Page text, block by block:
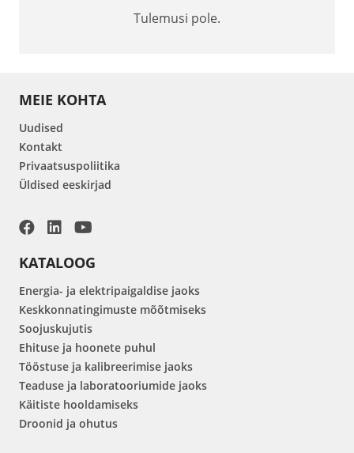
Tulemusi pole.
MEIE KOHTA
Uudised
Kontakt
Privaatsuspoliitika
Üldised eeskirjad
KATALOOG
Energia- ja elektripaigaldise jaoks
Keskkonnatingimuste mõõtmiseks
Soojuskujutis
Ehituse ja hoonete puhul
Tööstuse ja kalibreerimise jaoks
Teaduse ja laboratooriumide jaoks
Käitiste hooldamiseks
Droonid ja ohutus